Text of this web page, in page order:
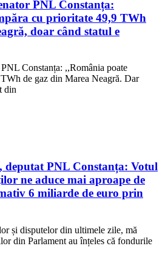
PNL Constanța:
cu prioritate 49,9 TWh
doar când statul e
Constanța: ,,România poate
de gaz din Marea Neagră. Dar
din
deputat PNL Constanța: Votul
ne aduce mai aproape de
6 miliarde de euro prin
și disputelor din ultimele zile, mă
din Parlament au înțeles că fondurile